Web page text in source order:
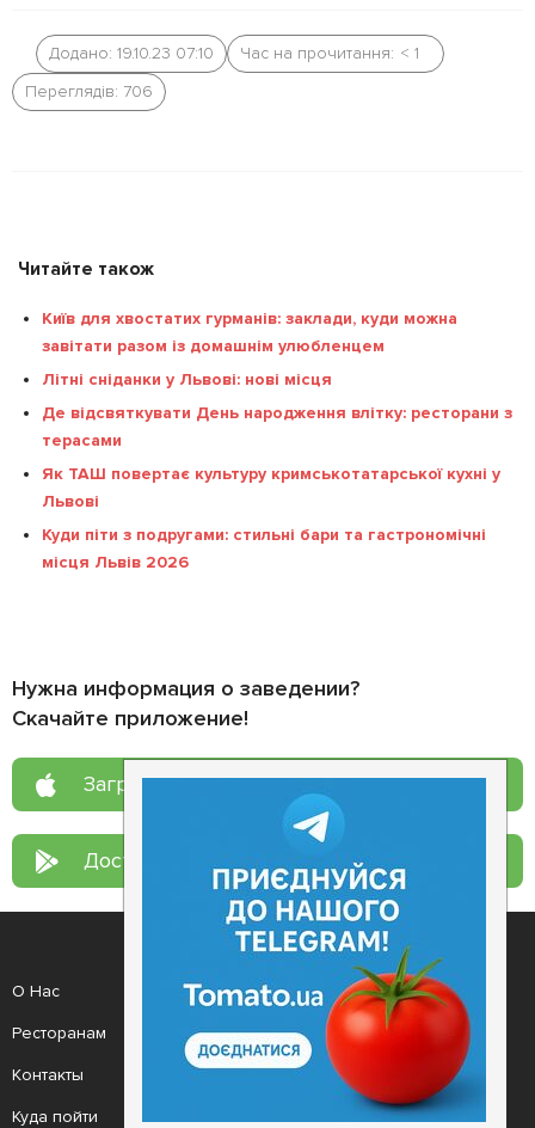
Додано: 19.10.23 07:10 Час на прочитання: < 1
Переглядів: 706
Читайте також
Київ для хвостатих гурманів: заклади, куди можна
завітати разом із домашнім улюбленцем
Літні сніданки у Львові: нові місця
Де відсвяткувати День народження влітку: ресторани з
терасами
Як ТАШ повертає культуру кримськотатарської кухні у
Львові
Куди піти з подругами: стильні бари та гастрономічні
місця Львів 2026
Нужна информация о заведении?
Скачайте приложение!
Загрузите в App Store
Доступно в Google Play
О Нас
Ресторанам
Контакты
Куда пойти
Рецепт дня
Новости
Анонсы